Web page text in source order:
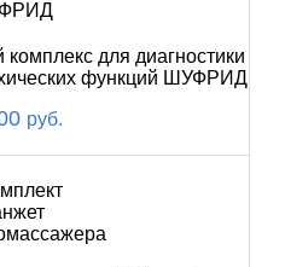
для диагностики
функций ШУФРИД
руб.